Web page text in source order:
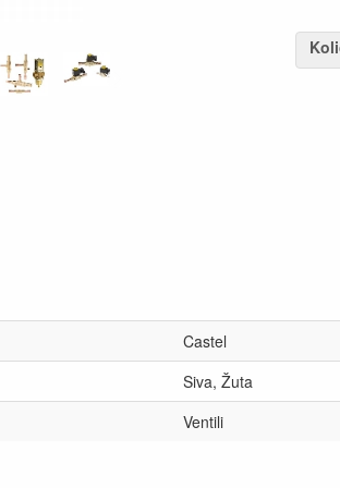
Castel
Siva, Žuta
Ventili